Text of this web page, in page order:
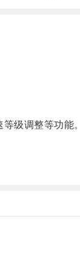
级调整等功能。